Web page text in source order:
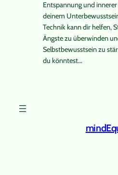
Entspannung und
deinem
Technik kann dir helfen,
Ängste zu überwinden
Selbstbewusstsein zu
du könntest…